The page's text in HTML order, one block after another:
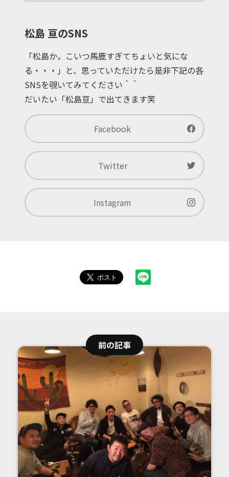
松島 亘のSNS
「松島か。こいつ馬鹿すぎてちょいと気にな
る・・・」と、思っていただけたら是非下記の各
SNSを覗いてみてください＾＾
だいたい「松島亘」で出てきます笑
Facebook
Twitter
Instagram
前の記事